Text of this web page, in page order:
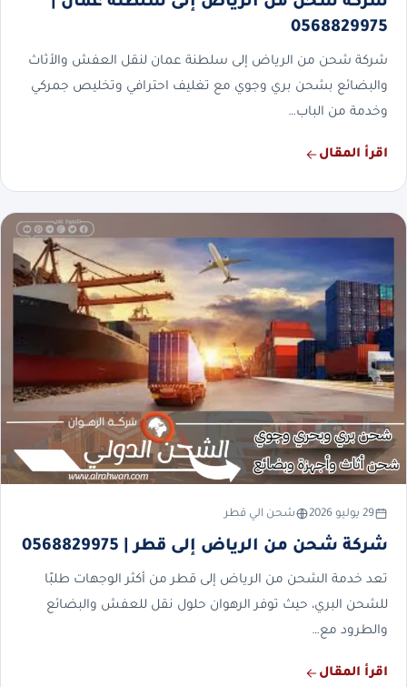
0568829975
شركة شحن من الرياض إلى سلطنة عمان لنقل العفش والأثاث
والبضائع بشحن بري وجوي مع تغليف احترافي وتخليص جمركي
وخدمة من الباب…
اقرأ المقال
29 يوليو 2026 شحن الي قطر
شركة شحن من الرياض إلى قطر | 0568829975
تعد خدمة الشحن من الرياض إلى قطر من أكثر الوجهات طلبًا
للشحن البري، حيث توفر الرهوان حلول نقل للعفش والبضائع
والطرود مع…
اقرأ المقال